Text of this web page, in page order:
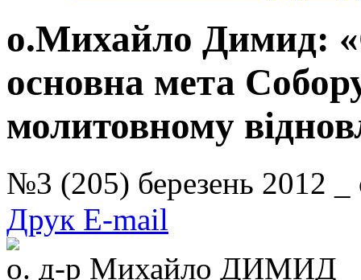
о.Михайло Димид:
основна мета
молитовному
№3 (205) березень
Друк E-mail
о. д-р Михайло ДИМИД